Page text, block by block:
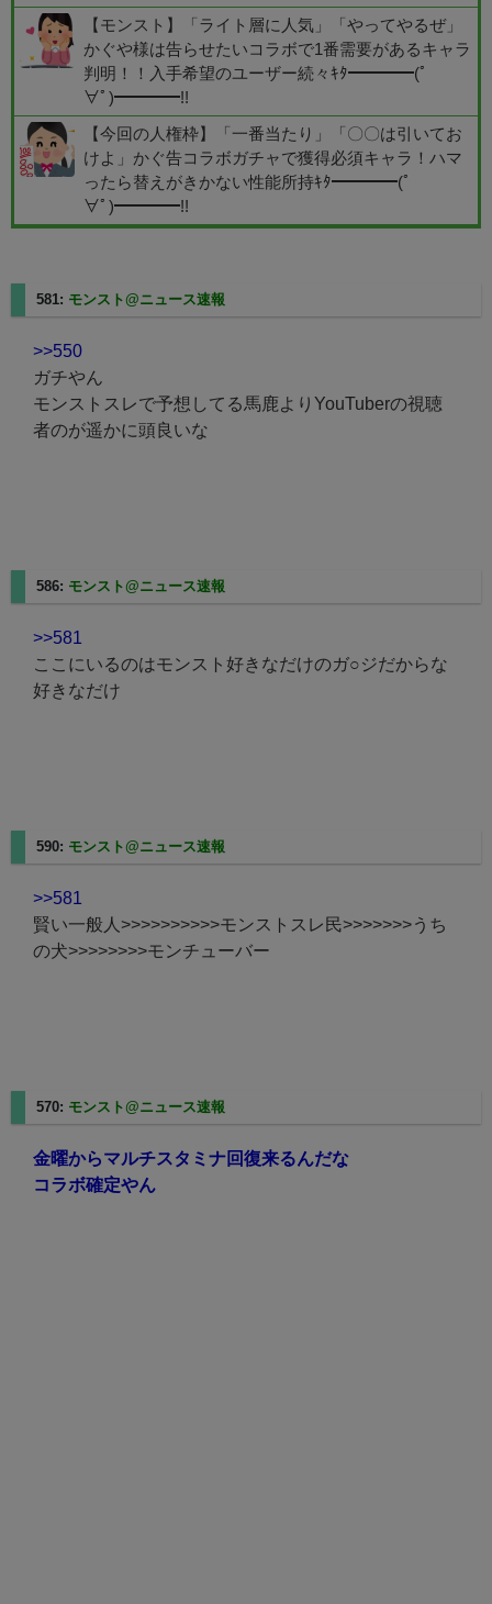
【モンスト】「ライト層に人気」「やってやるぜ」
かぐや様は告らせたいコラボで1番需要があるキャラ
判明！！入手希望のユーザー続々ｷﾀ━━━━(ﾟ
∀ﾟ)━━━━!!
【今回の人権枠】「一番当たり」「〇〇は引いてお
けよ」かぐ告コラボガチャで獲得必須キャラ！ハマ
ったら替えがきかない性能所持ｷﾀ━━━━(ﾟ
∀ﾟ)━━━━!!
581: モンスト@ニュース速報
>>550
ガチやん
モンストスレで予想してる馬鹿よりYouTuberの視聴
者のが遥かに頭良いな
586: モンスト@ニュース速報
>>581
ここにいるのはモンスト好きなだけのガ○ジだからな
好きなだけ
590: モンスト@ニュース速報
>>581
賢い一般人>>>>>>>>>>モンストスレ民>>>>>>>うち
の犬>>>>>>>>モンチューバー
570: モンスト@ニュース速報
金曜からマルチスタミナ回復来るんだな
コラボ確定やん